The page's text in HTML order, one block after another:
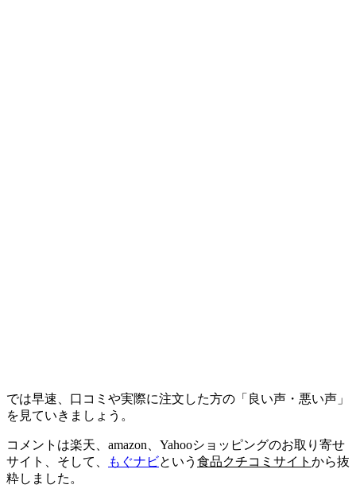
では早速、口コミや実際に注文した方の「良い声・悪い声」
を見ていきましょう。
コメントは楽天、amazon、Yahooショッピングのお取り寄せ
サイト、そして、
もぐナビという 食品クチコミサイト から抜
粋しました。